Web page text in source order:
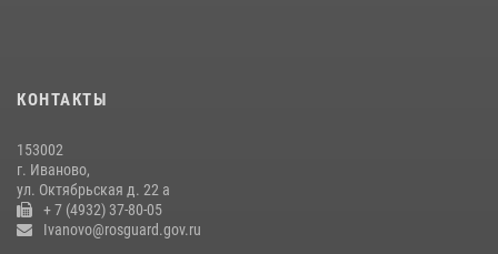
15 июля 2026, 13:03
КОНТАКТЫ
153002
г. Иваново,
ул. Октябрьская д. 22 а
+ 7 (4932) 37-80-05
Ivanovo@rosguard.gov.ru